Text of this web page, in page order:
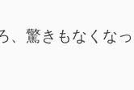
、驚きもなくなっ